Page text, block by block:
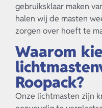
gebruiksklaar maken
halen wij de masten
zorgen over hoeft te
Waarom
Roopack?
Onze lichtmasten zijn